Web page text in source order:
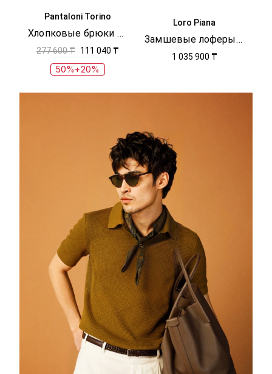
Pantaloni Torino
Хлопковые брюки карго
277 600 ₸ 111 040 ₸
50%+20%
Loro Piana
Замшевые лоферы Serge Tassel Walk
1 035 900 ₸